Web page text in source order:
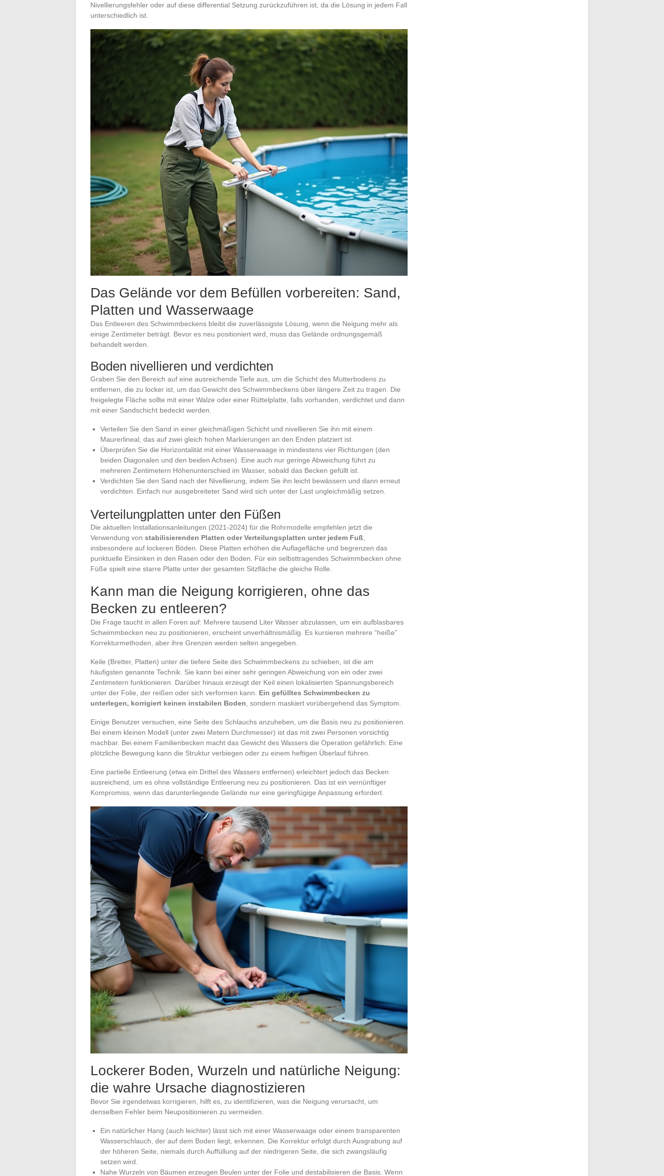
Nivellierungsfehler oder auf diese differential Setzung zurückzuführen ist, da die Lösung in jedem Fall
unterschiedlich ist.
Das Gelände vor dem Befüllen vorbereiten: Sand,
Platten und Wasserwaage
Das Entleeren des Schwimmbeckens bleibt die zuverlässigste Lösung, wenn die Neigung mehr als
einige Zentimeter beträgt. Bevor es neu positioniert wird, muss das Gelände ordnungsgemäß
behandelt werden.
Boden nivellieren und verdichten
Graben Sie den Bereich auf eine ausreichende Tiefe aus, um die Schicht des Mutterbodens zu
entfernen, die zu locker ist, um das Gewicht des Schwimmbeckens über längere Zeit zu tragen. Die
freigelegte Fläche sollte mit einer Walze oder einer Rüttelplatte, falls vorhanden, verdichtet und dann
mit einer Sandschicht bedeckt werden.
Verteilen Sie den Sand in einer gleichmäßigen Schicht und nivellieren Sie ihn mit einem
Maurerlineal, das auf zwei gleich hohen Markierungen an den Enden platziert ist.
Überprüfen Sie die Horizontalität mit einer Wasserwaage in mindestens vier Richtungen (den
beiden Diagonalen und den beiden Achsen). Eine auch nur geringe Abweichung führt zu
mehreren Zentimetern Höhenunterschied im Wasser, sobald das Becken gefüllt ist.
Verdichten Sie den Sand nach der Nivellierung, indem Sie ihn leicht bewässern und dann erneut
verdichten. Einfach nur ausgebreiteter Sand wird sich unter der Last ungleichmäßig setzen.
Verteilungplatten unter den Füßen
Die aktuellen Installationsanleitungen (2021-2024) für die Rohrmodelle empfehlen jetzt die
Verwendung von stabilisierenden Platten oder Verteilungsplatten unter jedem Fuß,
insbesondere auf lockeren Böden. Diese Platten erhöhen die Auflagefläche und begrenzen das
punktuelle Einsinken in den Rasen oder den Boden. Für ein selbsttragendes Schwimmbecken ohne
Füße spielt eine starre Platte unter der gesamten Sitzfläche die gleiche Rolle.
Kann man die Neigung korrigieren, ohne das
Becken zu entleeren?
Die Frage taucht in allen Foren auf: Mehrere tausend Liter Wasser abzulassen, um ein aufblasbares
Schwimmbecken neu zu positionieren, erscheint unverhältnismäßig. Es kursieren mehrere “heiße”
Korrekturmethoden, aber ihre Grenzen werden selten angegeben.
Keile (Bretter, Platten) unter die tiefere Seite des Schwimmbeckens zu schieben, ist die am
häufigsten genannte Technik. Sie kann bei einer sehr geringen Abweichung von ein oder zwei
Zentimetern funktionieren. Darüber hinaus erzeugt der Keil einen lokalisierten Spannungsbereich
unter der Folie, der reißen oder sich verformen kann. Ein gefülltes Schwimmbecken zu
unterlegen, korrigiert keinen instabilen Boden, sondern maskiert vorübergehend das Symptom.
Einige Benutzer versuchen, eine Seite des Schlauchs anzuheben, um die Basis neu zu positionieren.
Bei einem kleinen Modell (unter zwei Metern Durchmesser) ist das mit zwei Personen vorsichtig
machbar. Bei einem Familienbecken macht das Gewicht des Wassers die Operation gefährlich: Eine
plötzliche Bewegung kann die Struktur verbiegen oder zu einem heftigen Überlauf führen.
Eine partielle Entleerung (etwa ein Drittel des Wassers entfernen) erleichtert jedoch das Becken
ausreichend, um es ohne vollständige Entleerung neu zu positionieren. Das ist ein vernünftiger
Kompromiss, wenn das darunterliegende Gelände nur eine geringfügige Anpassung erfordert.
Lockerer Boden, Wurzeln und natürliche Neigung:
die wahre Ursache diagnostizieren
Bevor Sie irgendetwas korrigieren, hilft es, zu identifizieren, was die Neigung verursacht, um
denselben Fehler beim Neupositionieren zu vermeiden.
Ein natürlicher Hang (auch leichter) lässt sich mit einer Wasserwaage oder einem transparenten
Wasserschlauch, der auf dem Boden liegt, erkennen. Die Korrektur erfolgt durch Ausgrabung auf
der höheren Seite, niemals durch Auffüllung auf der niedrigeren Seite, die sich zwangsläufig
setzen wird.
Nahe Wurzeln von Bäumen erzeugen Beulen unter der Folie und destabilisieren die Basis. Wenn